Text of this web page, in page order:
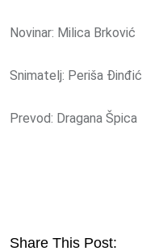
Novinar: Milica Brković
Snimatelj: Periša Đinđić
Prevod: Dragana Špica
Share This Post: